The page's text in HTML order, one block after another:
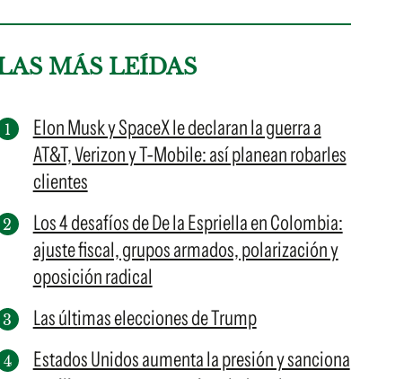
MÁS LEÍDAS
Elon Musk y SpaceX le declaran la guerra a
AT&T, Verizon y T-Mobile: así planean robarles
clientes
Los 4 desafíos de De la Espriella en Colombia:
ajuste fiscal, grupos armados, polarización y
oposición radical
Las últimas elecciones de Trump
Estados Unidos aumenta la presión y sanciona